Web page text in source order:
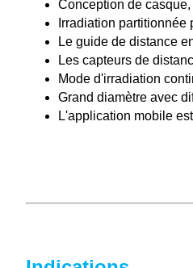
Conception de
Irradiation
Le guide de distance
Les capteurs de
Mode d'irradiation
Grand diamètre avec
L'application mobile